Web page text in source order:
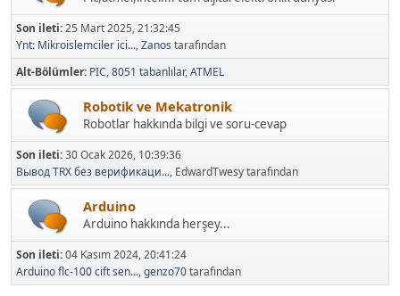
Son ileti:25 Mart 2025, 21:32:45
Ynt: Mikroislemciler ici...,Zanos tarafından
Alt-Bölümler PIC 8051 tabanlılar ATMEL
Robotik ve Mekatronik
Robotlar hakkında bilgi ve soru-cevap
Son ileti:30 Ocak 2026, 10:39:36
Вывод TRX без верификаци..., EdwardTwesy tarafından
Arduino
Arduino hakkında herşey...
Son ileti:04 Kasım 2024, 20:41:24
Arduino flc-100 cift sen...,genzo70tarafından